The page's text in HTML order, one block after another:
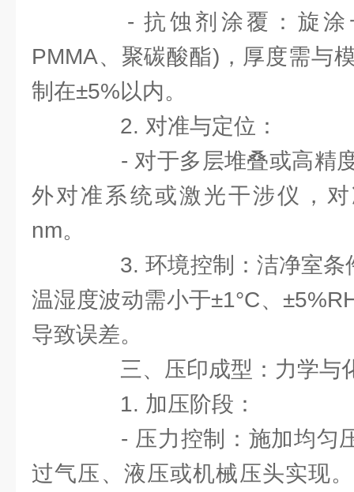
- 抗蚀剂涂覆：旋涂
PMMA、聚碳酸酯)，厚度需与
制在±5%以内。
2. 对准与定位：
- 对于多层堆叠或高精度
外对准系统或激光干涉仪，
nm。
3. 环境控制：洁净室条
温湿度波动需小于±1°C、
导致误差。
三、压印成型：力学与
1. 加压阶段：
- 压力控制：施加均匀
过气压、液压或机械压头实现